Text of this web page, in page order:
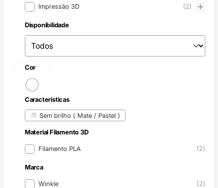
ProdutosImpressão 3D (2)
Disponibilidade
Disponibilidade
Disponibilidade
Cor
Cor
Branco
Características
Características
Sem brilho ( Mate / Pastel )
Material Filamento 3D
Material Filamento 3D
Filamento PLA (2)
Marca
MarcaWinkle (2)